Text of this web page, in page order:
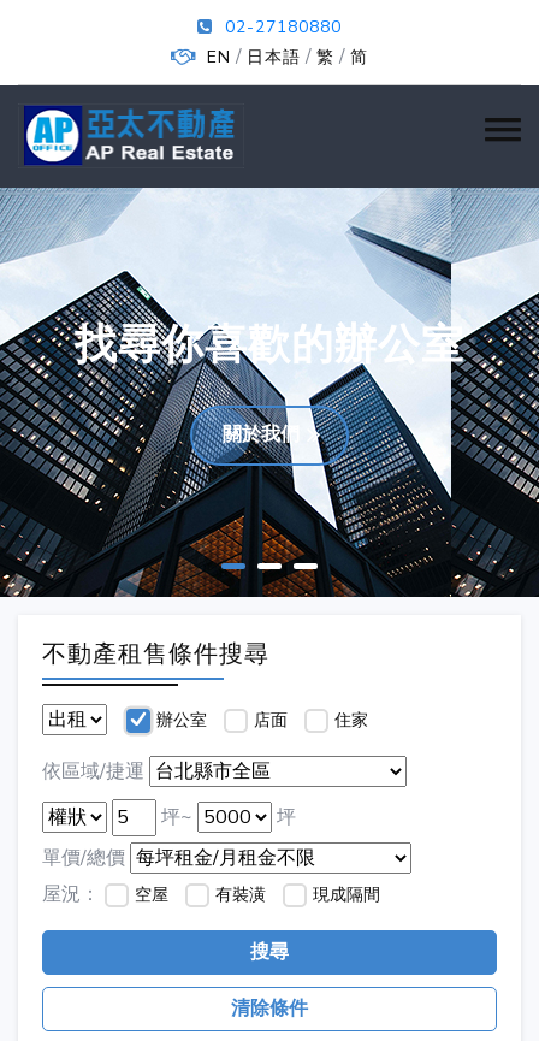
02-27180880
EN / 日本語 / 繁 / 简
找尋你喜歡的辦公室
關於我們
不動產租售條件搜尋
辦公室 店面 住家
依區域/捷運
坪~
坪
單價/總價
屋況：
空屋 有裝潢 現成隔間
搜尋
清除條件